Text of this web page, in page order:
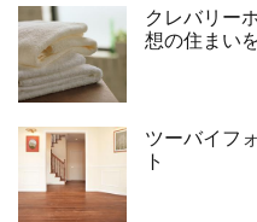
クレバリー
想の住まい
ツーバイフ
ト